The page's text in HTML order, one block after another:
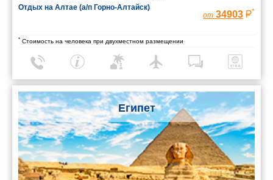
Отдых на Алтае (а/п Горно-Алтайск)
от 34903 *
* Стоимость на человека при двухместном размещении
Египет